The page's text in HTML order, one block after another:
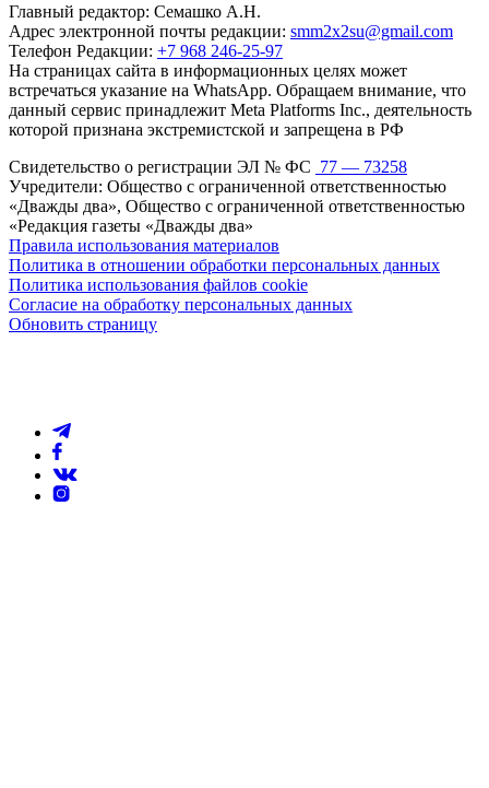
Главный редактор: Семашко А.Н.
Адрес электронной почты редакции: smm2x2su@gmail.com
Телефон Редакции: +7 968 246-25-97
На страницах сайта в информационных целях может
встречаться указание на WhatsApp. Обращаем внимание, что
данный сервис принадлежит Meta Platforms Inc., деятельность
которой признана экстремистской и запрещена в РФ
Свидетельство о регистрации ЭЛ № ФС 77 — 73258
Учредители: Общество с ограниченной ответственностью
«Дважды два», Общество с ограниченной ответственностью
«Редакция газеты «Дважды два»
Правила использования материалов
Политика в отношении обработки персональных данных
Политика использования файлов cookie
Согласие на обработку персональных данных
Обновить страницу